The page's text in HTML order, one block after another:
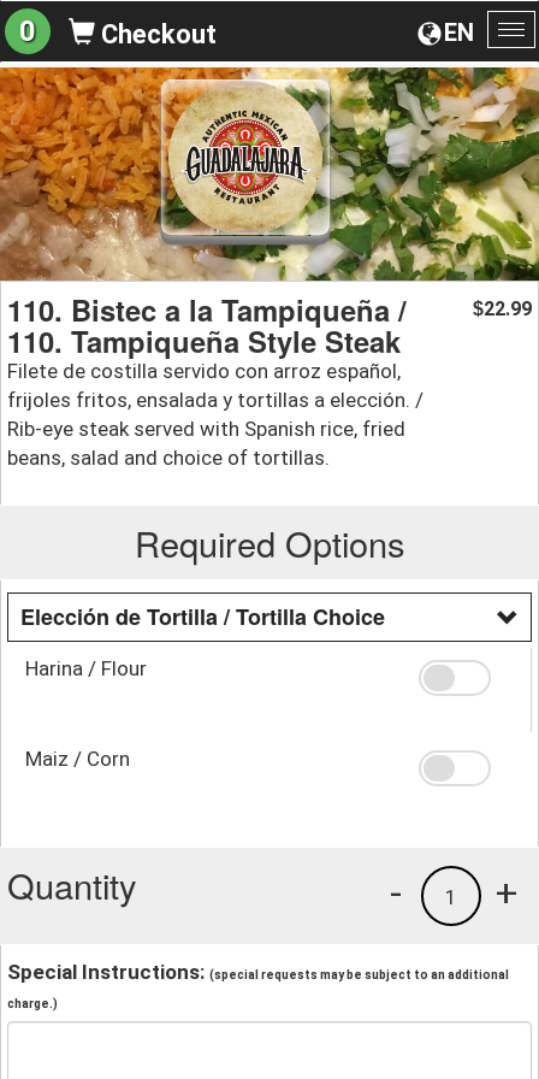
EN
0 Checkout
110. Bistec a la Tampiqueña /
110. Tampiqueña Style Steak
Filete de costilla servido con arroz español,
frijoles fritos, ensalada y tortillas a elección. /
Rib-eye steak served with Spanish rice, fried
beans, salad and choice of tortillas.
$22.99
Required Options
Elección de Tortilla / Tortilla Choice
Harina / Flour
Maiz / Corn
Quantity +
1
-
Special Instructions: (special requests may be subject to an additional
charge.)